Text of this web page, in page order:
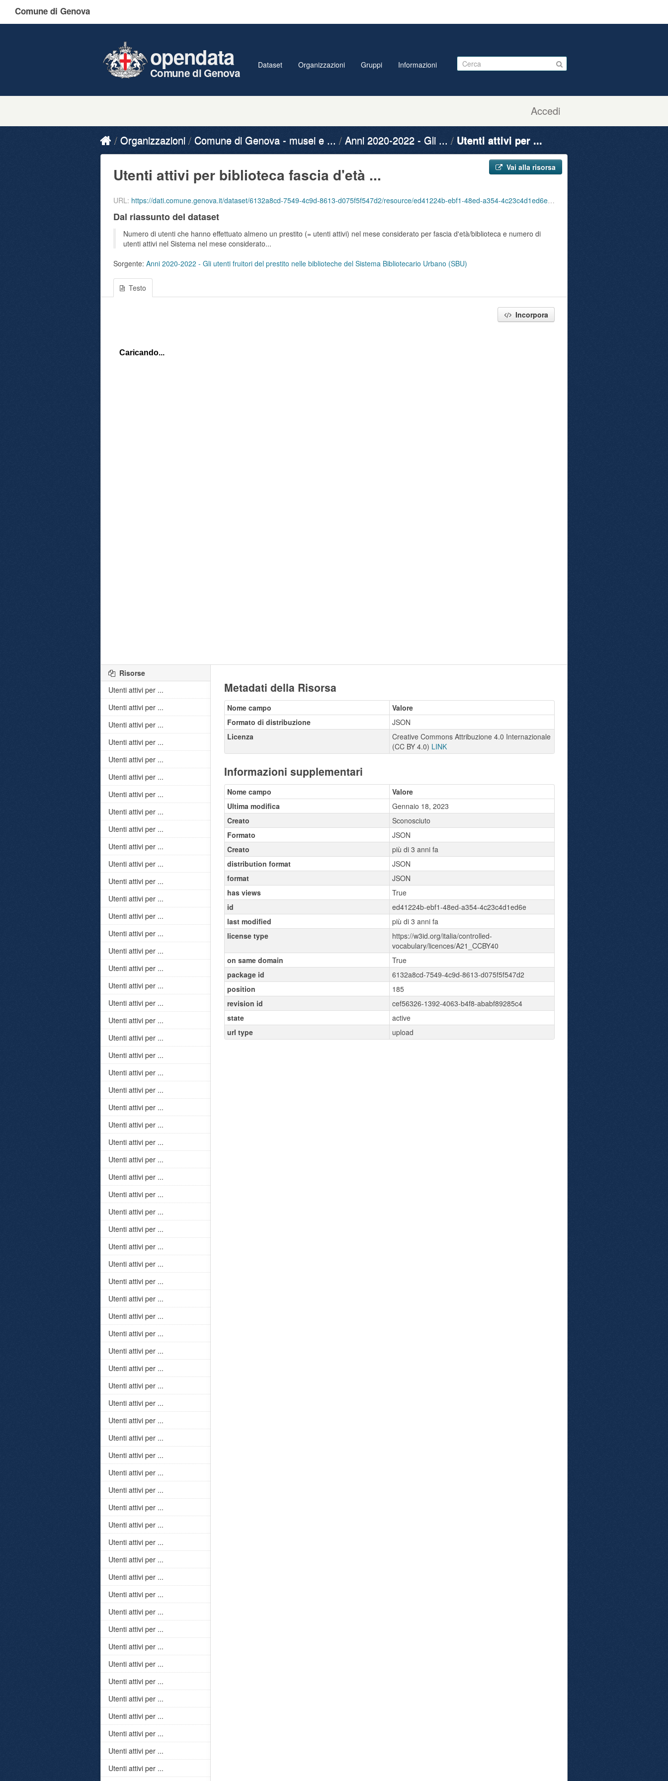
Comune di Genova
Accedi
opendata
Comune di Genova
Dataset Organizzazioni Gruppi Informazioni
Organizzazioni Comune di Genova - musei e ... Anni 2020-2022 - Gli ... Utenti attivi per ...
Vai alla risorsa
Utenti attivi per biblioteca fascia d'età ...
URL: https://dati.comune.genova.it/dataset/6132a8cd-7549-4c9d-8613-d075f5f547d2/resource/ed41224b-ebf1-48ed-a354-4c23c4d1ed6e/download/ute_attivi_fet_25_34_bib_sbu_01_202010.json
Dal riassunto del dataset
Numero di utenti che hanno effettuato almeno un prestito (= utenti attivi) nel mese considerato per fascia d'età/biblioteca e numero di
utenti attivi nel Sistema nel mese considerato...
Sorgente: Anni 2020-2022 - Gli utenti fruitori del prestito nelle biblioteche del Sistema Bibliotecario Urbano (SBU)
Testo
Incorpora
Metadati della Risorsa
Nome campo
Valore
Formato di distribuzione
JSON
Licenza
Creative Commons Attribuzione 4.0 Internazionale
(CC BY 4.0) LINK
Informazioni supplementari
Nome campo
Valore
Ultima modifica
Gennaio 18, 2023
Creato
Sconosciuto
Formato
JSON
Creato
più di 3 anni fa
distribution format
JSON
format
JSON
has views
True
id
ed41224b-ebf1-48ed-a354-4c23c4d1ed6e
last modified
più di 3 anni fa
license type
https://w3id.org/italia/controlled-
vocabulary/licences/A21_CCBY40
on same domain
True
package id
6132a8cd-7549-4c9d-8613-d075f5f547d2
position
185
revision id
cef56326-1392-4063-b4f8-ababf89285c4
state
active
url type
upload
Risorse
Utenti attivi per ...
Utenti attivi per ...
Utenti attivi per ...
Utenti attivi per ...
Utenti attivi per ...
Utenti attivi per ...
Utenti attivi per ...
Utenti attivi per ...
Utenti attivi per ...
Utenti attivi per ...
Utenti attivi per ...
Utenti attivi per ...
Utenti attivi per ...
Utenti attivi per ...
Utenti attivi per ...
Utenti attivi per ...
Utenti attivi per ...
Utenti attivi per ...
Utenti attivi per ...
Utenti attivi per ...
Utenti attivi per ...
Utenti attivi per ...
Utenti attivi per ...
Utenti attivi per ...
Utenti attivi per ...
Utenti attivi per ...
Utenti attivi per ...
Utenti attivi per ...
Utenti attivi per ...
Utenti attivi per ...
Utenti attivi per ...
Utenti attivi per ...
Utenti attivi per ...
Utenti attivi per ...
Utenti attivi per ...
Utenti attivi per ...
Utenti attivi per ...
Utenti attivi per ...
Utenti attivi per ...
Utenti attivi per ...
Utenti attivi per ...
Utenti attivi per ...
Utenti attivi per ...
Utenti attivi per ...
Utenti attivi per ...
Utenti attivi per ...
Utenti attivi per ...
Utenti attivi per ...
Utenti attivi per ...
Utenti attivi per ...
Utenti attivi per ...
Utenti attivi per ...
Utenti attivi per ...
Utenti attivi per ...
Utenti attivi per ...
Utenti attivi per ...
Utenti attivi per ...
Utenti attivi per ...
Utenti attivi per ...
Utenti attivi per ...
Utenti attivi per ...
Utenti attivi per ...
Utenti attivi per ...